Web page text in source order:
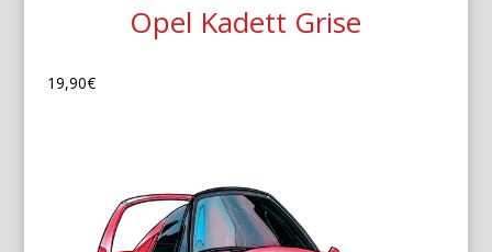
Opel Kadett Grise
19,90€